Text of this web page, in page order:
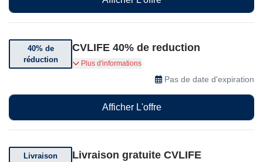
40% de
réduction
CVLIFE 40% de reduction
Bénéficiez jusqu'à 40% de réduction sur une
Plus d'informations
Pas de date d'expiration
Afficher L'offre
Livraison
Livraison gratuite CVLIFE